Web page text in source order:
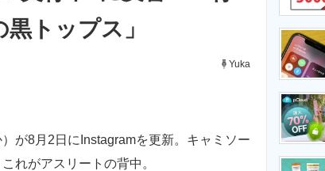
エネルギーの専門メディア
トップス」
Yuka
が8月2日にInstagramを更新。キャミソー
れがアスリートの背中。